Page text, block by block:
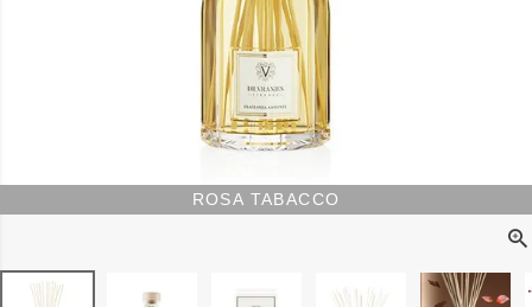
ROSA TABACCO